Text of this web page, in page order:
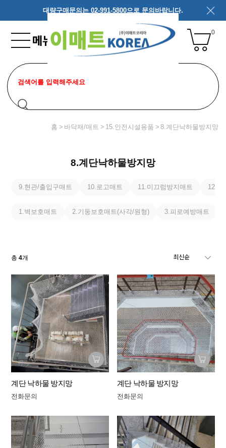
대량구매문의는 02-991-5800으로 문의바랍니다.
0
홈 바닥재/매트 15.안전시설용품 8.계단낙하물방지망
8.계단낙하물방지망
9.현관/출입구매트 10.로고매트 11.미끄럼방지매트 12.체
1.벽보호매트 2.기둥보호매트(사각/원형) 3.피로예방매트
총4개
계단 낙하물 방지망
전화문의
계단 낙하물 방지망
전화문의